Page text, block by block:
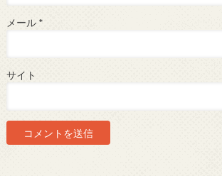
メール *
サイト